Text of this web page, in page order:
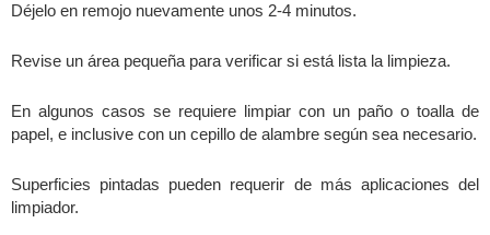
Déjelo en remojo nuevamente unos 2-4 minutos.
Revise un área pequeña para verificar si está lista la limpieza.
En algunos casos se requiere limpiar con un paño o toalla de
papel, e inclusive con un cepillo de alambre según sea necesario.
Superficies pintadas pueden requerir de más aplicaciones del
limpiador.